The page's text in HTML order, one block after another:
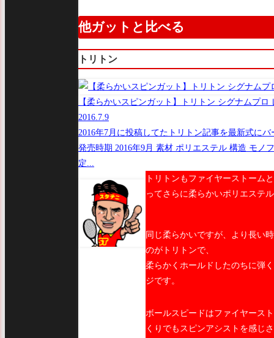
他ガットと比べる
トリトン
【柔らかいスピンガット】トリトン シグナムプロ
2016.7.9
2016年7月に投稿してたトリトン記事を最新式に
発売時期 2016年9月 素材 ポリエステル 構造 モノ
定...
トリトンもファイヤーストーム
ってさらに柔らかいポリエステ
同じ柔らかいですが、より長い
のがトリトンで、
柔らかくホールドしたのちに弾
ジです。
ボールスピードはファイヤース
くりでもスピンアシストを感じ